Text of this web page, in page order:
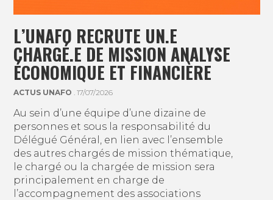
L’UNAFO RECRUTE UN.E
CHARGÉ.E DE MISSION ANALYSE
ÉCONOMIQUE ET FINANCIÈRE
ACTUS UNAFO . 17/07/2026
Au sein d’une équipe d’une dizaine de
personnes et sous la responsabilité du
Délégué Général, en lien avec l’ensemble
des autres chargés de mission thématique,
le chargé ou la chargée de mission sera
principalement en charge de
l’accompagnement des associations